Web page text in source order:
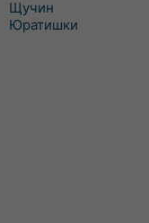
Щучин
Юратишки